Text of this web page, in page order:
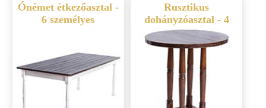
Ónémet étkezőasztal -
6 személyes
Rusztikus
dohányzóasztal - 4
személyes